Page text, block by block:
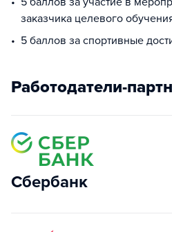
заказчика целевого
5 баллов за спортивные
Работодатели-
Сбербанк